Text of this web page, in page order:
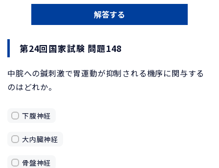
解答する
第24回国家試験 問題148
中脘への鍼刺激で胃運動が抑制される機序に関与する
のはどれか。
下腹神経
大内臓神経
骨盤神経